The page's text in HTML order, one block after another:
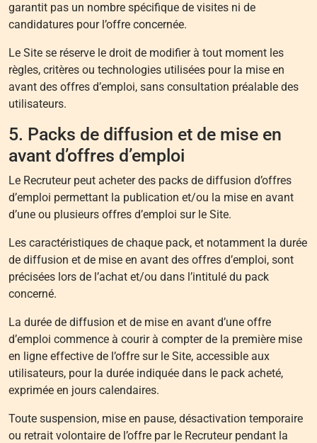
garantit pas un nombre spécifique de visites ni de
candidatures pour l’offre concernée.
Le Site se réserve le droit de modifier à tout moment les
règles, critères ou technologies utilisées pour la mise en
avant des offres d’emploi, sans consultation préalable des
utilisateurs.
5. Packs de diffusion et de mise en
avant d’offres d’emploi
Le Recruteur peut acheter des packs de diffusion d’offres
d’emploi permettant la publication et/ou la mise en avant
d’une ou plusieurs offres d’emploi sur le Site.
Les caractéristiques de chaque pack, et notamment la durée
de diffusion et de mise en avant des offres d’emploi, sont
précisées lors de l’achat et/ou dans l’intitulé du pack
concerné.
La durée de diffusion et de mise en avant d’une offre
d’emploi commence à courir à compter de la première mise
en ligne effective de l’offre sur le Site, accessible aux
utilisateurs, pour la durée indiquée dans le pack acheté,
exprimée en jours calendaires.
Toute suspension, mise en pause, désactivation temporaire
ou retrait volontaire de l’offre par le Recruteur pendant la